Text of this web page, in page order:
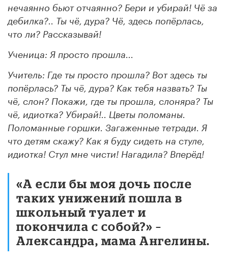
нечаянно бьют отчаянно? Бери и убирай! Чё за
дебилка?.. Ты чё, дура? Чё, здесь попёрлась,
что ли? Рассказывай!
Ученица: Я просто прошла...
Учитель: Где ты просто прошла? Вот здесь ты
попёрлась? Ты чё, дура? Как тебя назвать? Ты
чё, слон? Покажи, где ты прошла, слоняра? Ты
чё, идиотка? Убирай!.. Цветы поломаны.
Поломанные горшки. Загаженные тетради. Я
что детям скажу? Как я буду сидеть на стуле,
идиотка! Стул мне чисти! Нагадила? Вперёд!
«А если бы моя дочь после
таких унижений пошла в
школьный туалет и
покончила с собой?» –
Александра, мама Ангелины.